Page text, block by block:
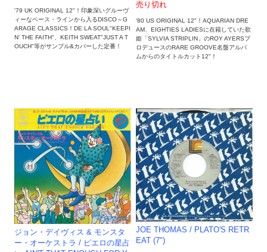
'79 UK ORIGINAL 12"！印象深いグルーヴ
ィーなベース・ラインから入るDISCO～G
ARAGE CLASSICS！DE LA SOUL"KEEPI
N' THE FAITH"、KEITH SWEAT"JUST A T
OUCH"等がサンプル&カバーした定番！
売り切れ
'80 US ORIGINAL 12"！AQUARIAN DRE
AM、EIGHTIES LADIESに在籍していた歌
姫「SYLVIA STRIPLIN」のROY AYERSプ
ロデュースのRARE GROOVE名盤アルバ
ムからのタイトルカット12"！
ジョン・デイヴィス & モンスタ
ー・オーケストラ / ピエロの星占
JOE THOMAS / PLATO'S RETR
EAT (7")